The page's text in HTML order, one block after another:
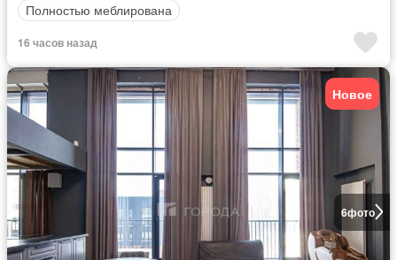
Полностью меблирована
16 часов назад
6фото
Новое